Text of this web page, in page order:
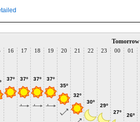
16
37º
17
37º
18
37º
19
37º
20
35º
21
32º
22
30º
23
29º
00
27º
01
26º